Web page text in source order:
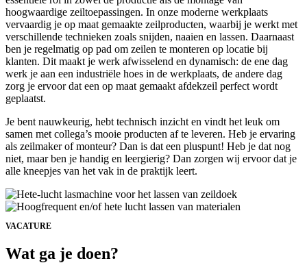
hoogwaardige zeiltoepassingen. In onze moderne werkplaats
vervaardig je op maat gemaakte zeilproducten, waarbij je werkt met
verschillende technieken zoals snijden, naaien en lassen. Daarnaast
ben je regelmatig op pad om zeilen te monteren op locatie bij
klanten. Dit maakt je werk afwisselend en dynamisch: de ene dag
werk je aan een industriële hoes in de werkplaats, de andere dag
zorg je ervoor dat een op maat gemaakt afdekzeil perfect wordt
geplaatst.
Je bent nauwkeurig, hebt technisch inzicht en vindt het leuk om
samen met collega’s mooie producten af te leveren. Heb je ervaring
als zeilmaker of monteur? Dan is dat een pluspunt! Heb je dat nog
niet, maar ben je handig en leergierig? Dan zorgen wij ervoor dat je
alle kneepjes van het vak in de praktijk leert.
VACATURE
Wat ga je doen?